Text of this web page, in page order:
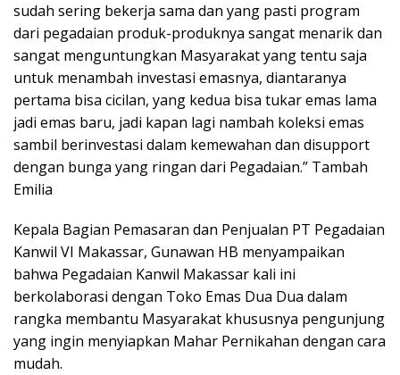
sudah sering bekerja sama dan yang pasti program
dari pegadaian produk-produknya sangat menarik dan
sangat menguntungkan Masyarakat yang tentu saja
untuk menambah investasi emasnya, diantaranya
pertama bisa cicilan, yang kedua bisa tukar emas lama
jadi emas baru, jadi kapan lagi nambah koleksi emas
sambil berinvestasi dalam kemewahan dan disupport
dengan bunga yang ringan dari Pegadaian.” Tambah
Emilia
Kepala Bagian Pemasaran dan Penjualan PT Pegadaian
Kanwil VI Makassar, Gunawan HB menyampaikan
bahwa Pegadaian Kanwil Makassar kali ini
berkolaborasi dengan Toko Emas Dua Dua dalam
rangka membantu Masyarakat khususnya pengunjung
yang ingin menyiapkan Mahar Pernikahan dengan cara
mudah.